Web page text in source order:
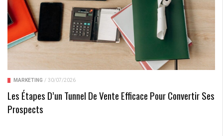
MARKETING / 30/07/2026
Les Étapes D’un Tunnel De Vente Efficace Pour Convertir Ses
Prospects